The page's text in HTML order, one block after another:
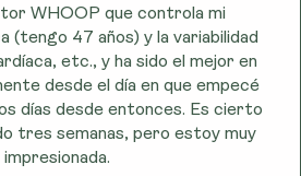
WHOOP que controla mi
(tengo 47 años) y la variabilidad
etc., y ha sido el mejor en
desde el día en que empecé
días desde entonces. Es cierto
tres semanas, pero estoy muy
impresionada.